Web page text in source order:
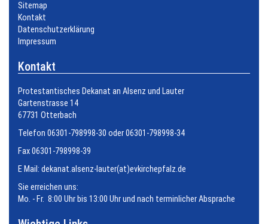
Sitemap
Kontakt
Datenschutzerklärung
Impressum
Kontakt
Protestantisches Dekanat an Alsenz und Lauter
Gartenstrasse 14
67731 Otterbach
Telefon 06301-798998-30 oder 06301-798998-34
Fax 06301-798998-39
E Mail: dekanat.alsenz-lauter(at)evkirchepfalz.de
Sie erreichen uns:
Mo. - Fr. 8:00 Uhr bis 13:00 Uhr und nach terminlicher Absprache